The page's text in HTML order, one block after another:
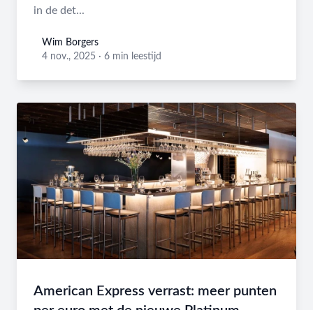
in de det...
Wim Borgers
Wim Borgers
4 nov., 2025 · 6 min leestijd
American Express verrast: meer punten